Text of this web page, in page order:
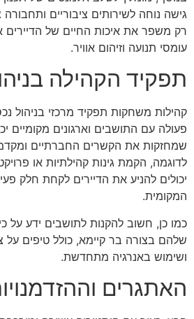
גישה נוחה לשירותים ציבוריים ותחבורה
רק משפר את איכות החיים של
עומסי תנועה וזיהום אוויר.
תפקיד הקהילה
קהילות משחקות תפקיד מרכזי בניהול
פעולה עם התושבים וארגונים מקומיים
שמחזקות את הקשרים החברתיים
לדוגמה, הקמת גינות קהילתיות או
יכולים להניע את הדיירים לקחת חלק
המקומית.
כמו כן, חשוב להקנות לתושבים ידע על
שלהם בצורה בר קיימא, כולל טיפים על
ושימוש באנרגיה מתחדשת.
האתגרים